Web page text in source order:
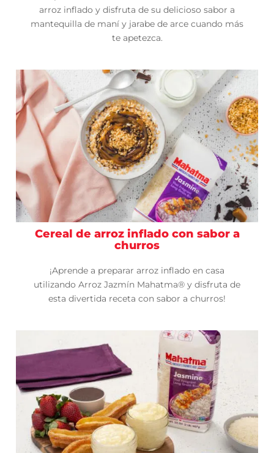
arroz inflado y disfruta de su delicioso sabor a
mantequilla de maní y jarabe de arce cuando más
te apetezca.
Cereal de arroz inflado con sabor a
churros
¡Aprende a preparar arroz inflado en casa
utilizando Arroz Jazmín Mahatma® y disfruta de
esta divertida receta con sabor a churros!